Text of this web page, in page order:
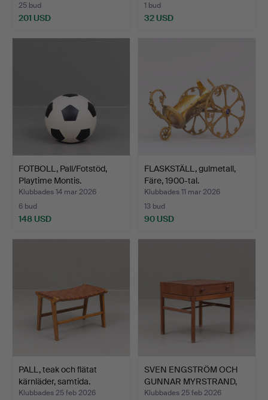
25 bud
201 USD
1 bud
32 USD
FOTBOLL, Pall/Fotstöd,
Playtime Montis.
Klubbades 14 mar 2026
6 bud
148 USD
FLASKSTÄLL, gulmetall,
Färe, 1900-tal.
Klubbades 11 mar 2026
13 bud
90 USD
PALL, teak och flätat
kärnläder, samtida.
Klubbades 25 feb 2026
SVEN ENGSTRÖM OCH
GUNNAR MYRSTRAND,
sängbo…
Klubbades 25 feb 2026